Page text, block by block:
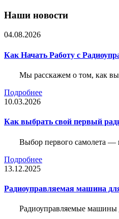
Наши новости
04.08.2026
Как Начать Работу с
Мы расскажем о том, как
Подробнее
10.03.2026
Как выбрать свой первый
Выбор первого самолета —
Подробнее
13.12.2025
Радиоуправляемая машина
Радиоуправляемые машины